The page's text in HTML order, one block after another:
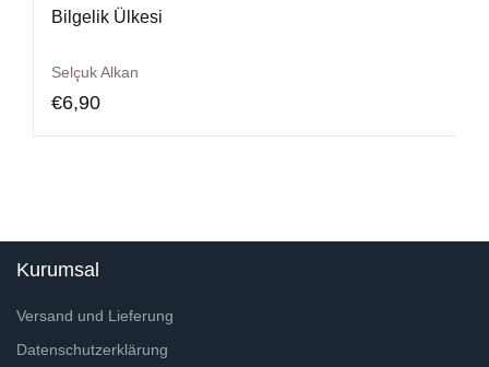
Bilgelik Ülkesi
Selçuk Alkan
€6,90
Kurumsal
Versand und Lieferung
Datenschutzerklärung